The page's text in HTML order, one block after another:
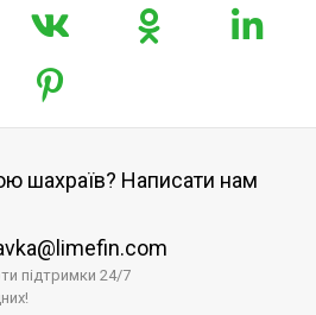
шахраїв? Написати нам
підтримки 24/7